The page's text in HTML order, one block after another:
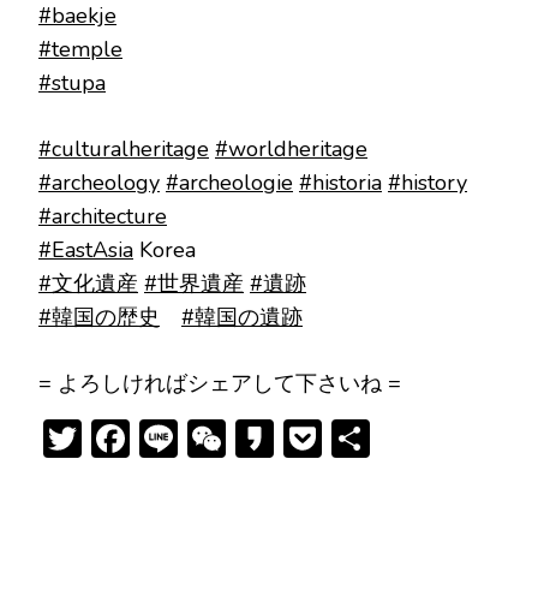
#baekje
#temple
#stupa
#culturalheritage #worldheritage
#archeology #archeologie #historia #history
#architecture
#EastAsia Korea
#文化遺産 #世界遺産 #遺跡
#韓国の歴史
#韓国の遺跡
= よろしければシェアして下さいね =
Twitter
Facebook
LineWeChat
KakaoPocket